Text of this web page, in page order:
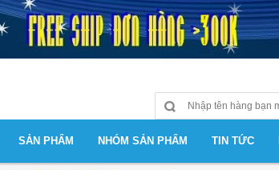
SẢN PHẨM NHÓM SẢN PHẨM TIN TỨC